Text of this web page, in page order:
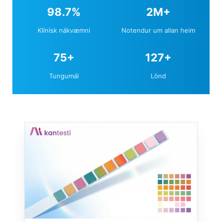
98.7%
Klínísk nákvæmni
2M+
Notendur um allan heim
75+
Tungumál
127+
Lönd